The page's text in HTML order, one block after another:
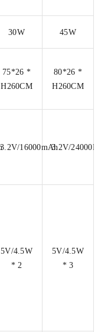
30W 45W
75*26 *
H260CM
80*26 *
H260CM
3.2V/16000mAh3.2V/
5V/4.5W
* 2
5V/4.5W
* 3